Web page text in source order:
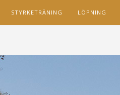
STYRKETRÄNING LÖPNING